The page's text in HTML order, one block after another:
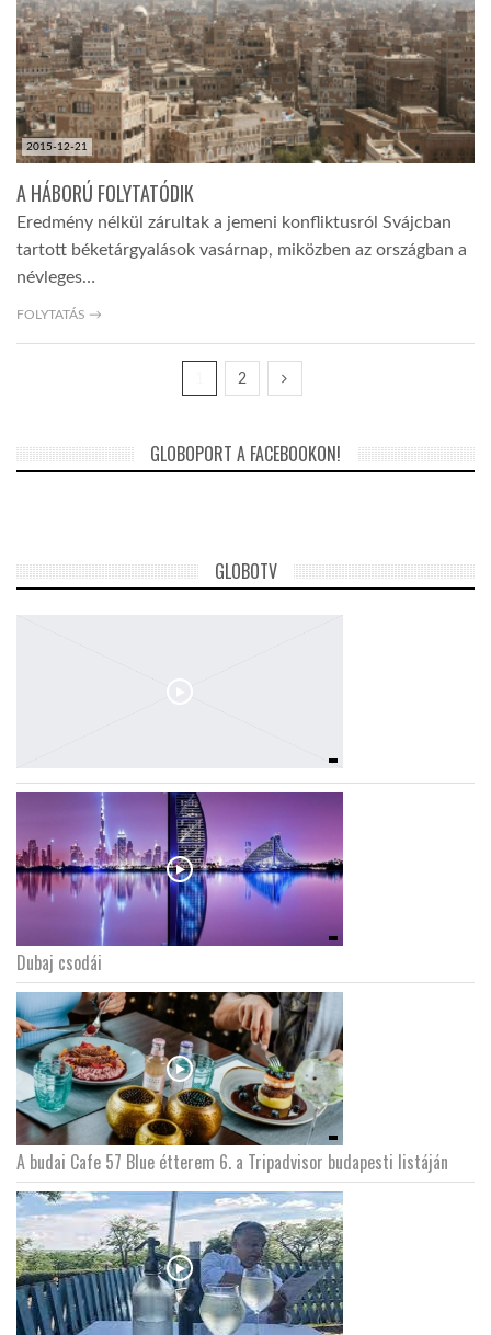
2015-12-21
A HÁBORÚ FOLYTATÓDIK
Eredmény nélkül zárultak a jemeni konfliktusról Svájcban
tartott béketárgyalások vasárnap, miközben az országban a
névleges…
FOLYTATÁS →
2
GLOBOPORT A FACEBOOKON!
GLOBOTV
Dubaj csodái
A budai Cafe 57 Blue étterem 6. a Tripadvisor budapesti listáján